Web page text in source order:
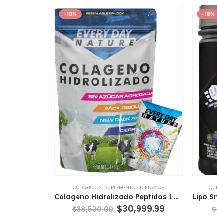
-19%
COLÁGENOS, SUPLEMENTOS DIETARIOS
Colageno Hidrolizado Peptidos 1 Kg + 250 Gr Cloruro De Magnesio Gratis
$38,500.00 El
$30,999.99
-18%
$